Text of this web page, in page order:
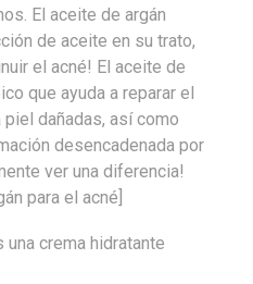
El aceite de argán
de aceite en su trato,
el acné! El aceite de
que ayuda a reparar el
dañadas, así como
desencadenada por
ver una diferencia!
para el acné]
una crema hidratante